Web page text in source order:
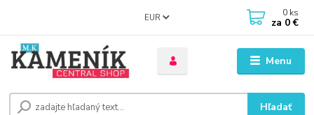
Menu
EUR
Hľadať
0 ks
za 0 €